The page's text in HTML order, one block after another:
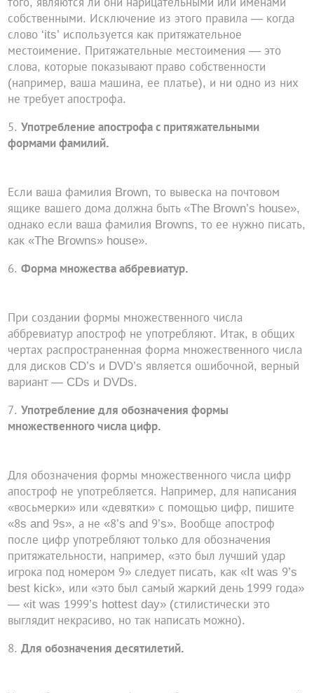
собственными. Исключение из этого правила — когда
слово ‘its’ используется как притяжательное
местоимение. Притяжательные местоимения — это
слова, которые показывают право собственности
(например, ваша машина, ее платье), и ни одно из них
не требует апострофа.
Употребление апострофа с притяжательными
формами фамилий.
Если ваша фамилия Brown, то вывеска на почтовом
ящике вашего дома должна быть «The Brown’s house»,
однако если ваша фамилия Browns, то ее нужно писать,
как «The Browns» house».
Форма множества аббревиатур.
При создании формы множественного числа
аббревиатур апостроф не употребляют. Итак, в общих
чертах распространенная форма множественного числа
для дисков CD’s и DVD’s является ошибочной, верный
вариант — CDs и DVDs.
Употребление для обозначения формы
множественного числа цифр.
Для обозначения формы множественного числа цифр
апостроф не употребляется. Например, для написания
«восьмерки» или «девятки» с помощью цифр, пишите
«8s and 9s», а не «8’s and 9’s». Вообще апостроф
после цифр употребляют только для обозначения
притяжательности, например, «это был лучший удар
игрока под номером 9» следует писать, как «It was 9’s
best kick», или «это был самый жаркий день 1999 года»
— «it was 1999’s hottest day» (стилистически это
выглядит некрасиво, но так написать можно).
Для обозначения десятилетий.